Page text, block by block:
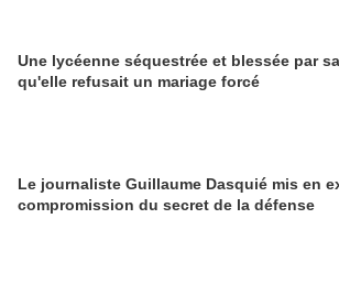
Une lycéenne séquestrée et blessée par
qu'elle refusait un mariage forcé
Le journaliste Guillaume Dasquié mis en
compromission du secret de la défense